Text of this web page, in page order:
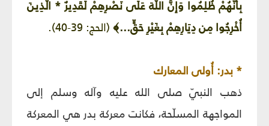
بِأَنَّهُمْ ظُلِمُوا وَإِنَّ اللَّهَ عَلَى نَصْرِهِمْ لَقَدِيرٌ * الَّذِينَ
أُخْرِجُوا مِن دِيَارِهِمْ بِغَيْرِ حَقٍّ...﴾ (الحج: 39-40).
* بدر: أُولى المعارك
ذهب النبيّ صلى الله عليه وآله وسلم إلى
المواجهة المسلّحة، فكانت معركة بدر هي المعركة